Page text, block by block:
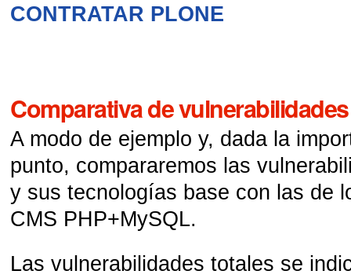
CONTRATAR PLONE
Comparativa de vulnerabilidades
A modo de ejemplo y, dada la
punto, compararemos las
y sus tecnologías base con las de
CMS PHP+MySQL.
Las vulnerabilidades totales se